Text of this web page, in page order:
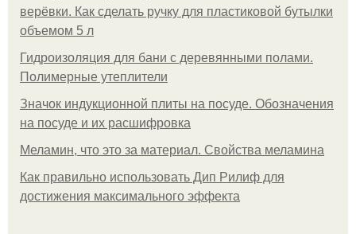
верёвки. Как сделать ручку для пластиковой бутылки
объемом 5 л
Гидроизоляция для бани с деревянными полами.
Полимерные утеплители
Значок индукционной плиты на посуде. Обозначения
на посуде и их расшифровка
Меламин, что это за материал. Свойства меламина
Как правильно использовать Дип Рилиф для
достижения максимального эффекта